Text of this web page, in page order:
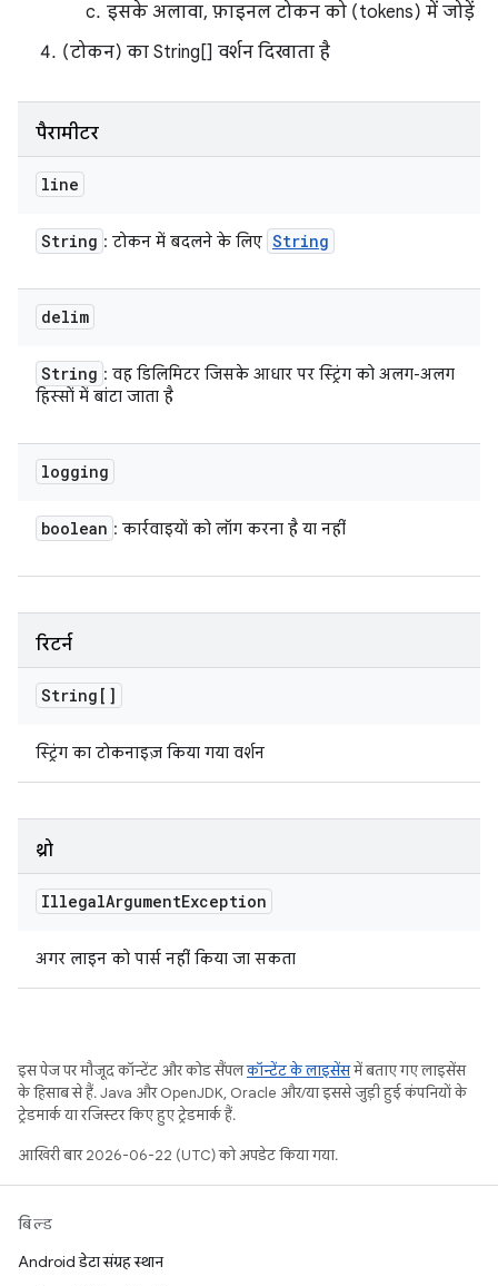
इसके अलावा, फ़ाइनल टोकन को (tokens) में जोड़ें
(टोकन) का String[] वर्शन दिखाता है
पैरामीटर
line
String : टोकन में बदलने के लिए String
delim
String : वह डिलिमिटर जिसके आधार पर स्ट्रिंग को अलग-अलग
हिस्सों में बांटा जाता है
logging
boolean : कार्रवाइयों को लॉग करना है या नहीं
रिटर्न
String[]
स्ट्रिंग का टोकनाइज़ किया गया वर्शन
थ्रो
IllegalArgumentException
अगर लाइन को पार्स नहीं किया जा सकता
इस पेज पर मौजूद कॉन्टेंट और कोड सैंपलकॉन्टेंट के लाइसेंसमें बताए गए लाइसेंस
के हिसाब से हैं. Java और OpenJDK, Oracle और/या इससे जुड़ी हुई कंपनियों के
ट्रेडमार्क या रजिस्टर किए हुए ट्रेडमार्क हैं.
आखिरी बार 2026-06-22 (UTC) को अपडेट किया गया.
बिल्ड
Android डेटा संग्रह स्थान